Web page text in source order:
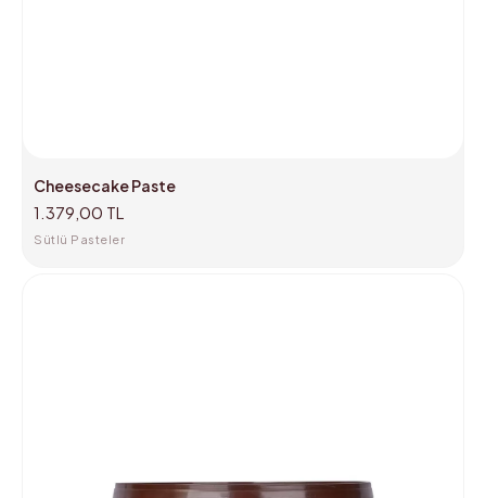
Cheesecake Paste
1.379,00 TL
Sütlü Pasteler